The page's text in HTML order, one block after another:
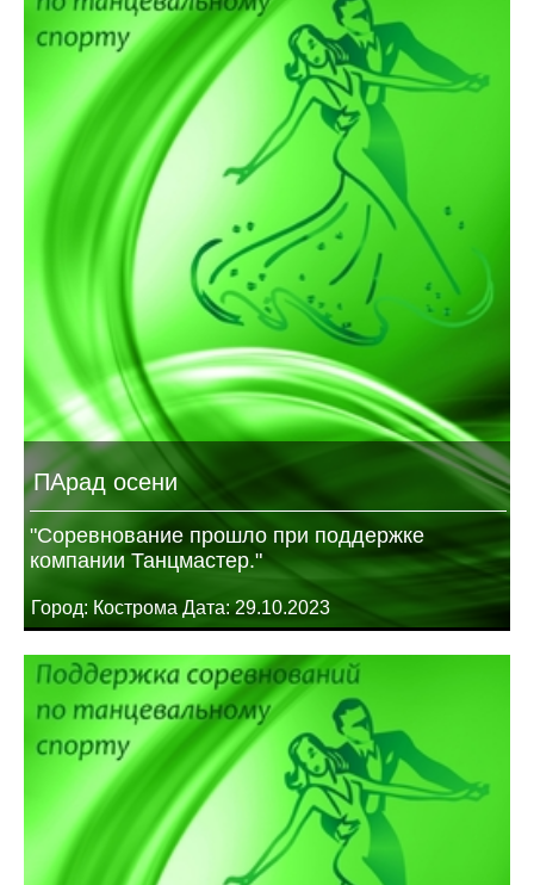
ПАрад осени
"Соревнование прошло при поддержке
компании Танцмастер."
Город: Кострома Дата: 29.10.2023